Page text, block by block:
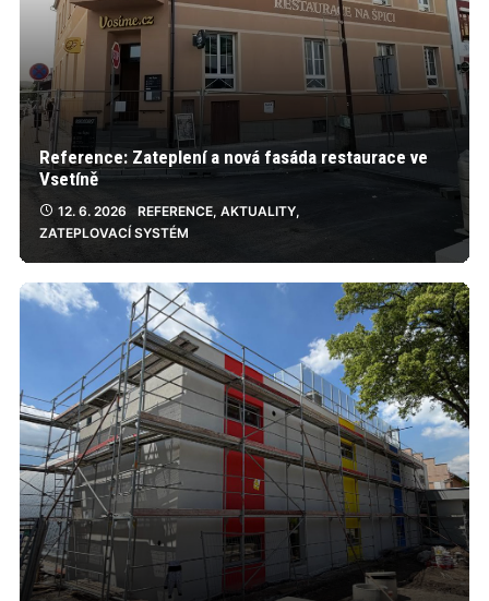
Reference: Zateplení a nová fasáda restaurace ve
Vsetíně
12. 6. 2026 REFERENCE, AKTUALITY,
ZATEPLOVACÍ SYSTÉM